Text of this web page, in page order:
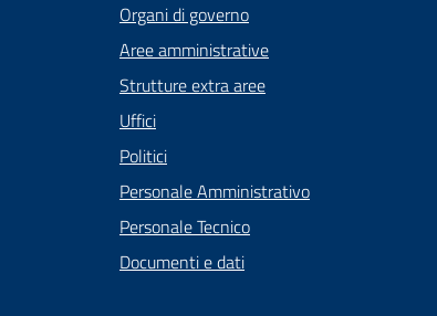
Organi di governo
Aree amministrative
Strutture extra aree
Uffici
Politici
Personale Amministrativo
Personale Tecnico
Documenti e dati